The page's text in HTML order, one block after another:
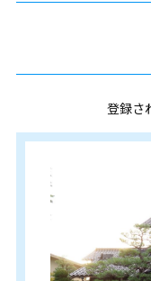
登録さ